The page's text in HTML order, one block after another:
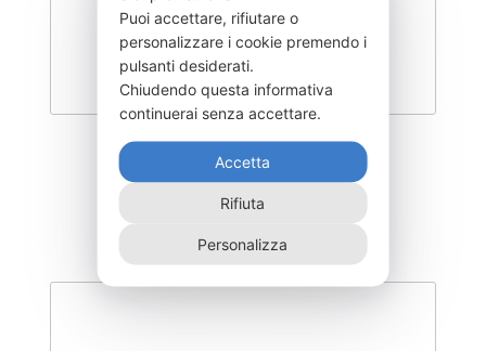
DISC-1200F
915,00
Puoi accettare, rifiutare o
personalizzare i cookie premendo i
pulsanti desiderati.
Chiudendo questa informativa
continuerai senza accettare.
Accetta
Rifiuta
Personalizza